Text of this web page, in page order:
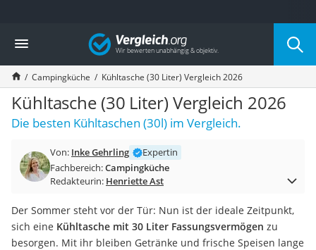
Die beliebtesten Vergleiche nach Kategorie
Freizeit & Sport
Gartentrampolin
Trampolin
Metalldetektor
Eufab-Fahrradträger
Trampolin 366 cm
Aluminium-Koffer
Futterboot
E-Bike-Dreirad
Trekkingschuhe Herren
Reisetasche mit Rollen
Vergleich
Campingküche Kühltasche (30 Liter) Vergleich 2026
Kühltasche (30 Liter) Vergleich 2026
Die besten Kühltaschen (30l) im Vergleich.
Von: Inke Gehrling
Expertin
Fachbereich:Campingküche
Redakteurin: Henriette Ast
Der Sommer steht vor der Tür: Nun ist der ideale Zeitpunkt,
sich eine Kühltasche mit 30 Liter Fassungsvermögen zu
besorgen. Mit ihr bleiben Getränke und frische Speisen lange